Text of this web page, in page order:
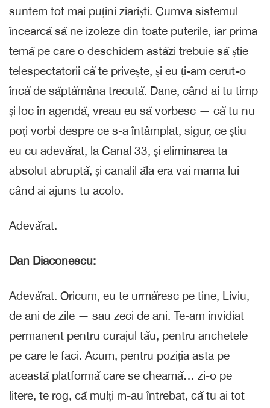
suntem tot mai puțini ziariști. Cumva sistemul
încearcă să ne izoleze din toate puterile, iar prima
temă pe care o deschidem astăzi trebuie să știe
telespectatorii că te privește, și eu ți-am cerut-o
încă de săptămâna trecută. Dane, când ai tu timp
și loc în agendă, vreau eu să vorbesc — că tu nu
poți vorbi despre ce s-a întâmplat, sigur, ce știu
eu cu adevărat, la Canal 33, și eliminarea ta
absolut abruptă, și canalil ăla era vai mama lui
când ai ajuns tu acolo.
Adevărat.
Dan Diaconescu:
Adevărat. Oricum, eu te urmăresc pe tine, Liviu,
de ani de zile — sau zeci de ani. Te-am invidiat
permanent pentru curajul tău, pentru anchetele
pe care le faci. Acum, pentru poziția asta pe
această platformă care se cheamă… zi-o pe
litere, te rog, că mulți m-au întrebat, că tu ai tot